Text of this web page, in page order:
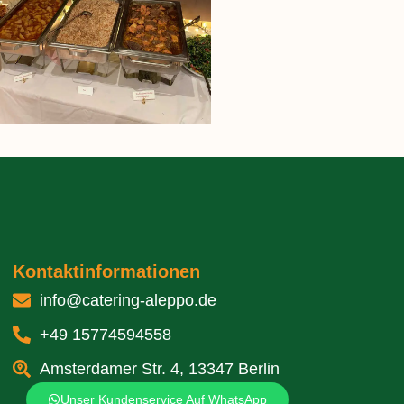
Kontaktinformationen
info@catering-aleppo.de
+49 15774594558
Amsterdamer Str. 4, 13347 Berlin
Unser Kundenservice Auf WhatsApp